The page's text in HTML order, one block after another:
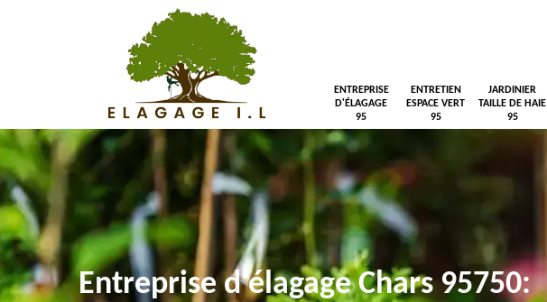
ENTREPRISE
D'ÉLAGAGE
95
ENTRETIEN
ESPACE VERT
95
JARDINIER
TAILLE DE HAIE
95
Entreprise d'élagage Chars 95750: